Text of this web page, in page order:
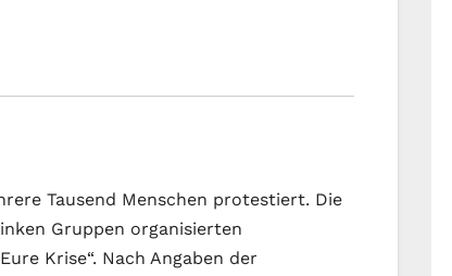
Tausend Menschen protestiert. Die
Gruppen organisierten
Krise“. Nach Angaben der